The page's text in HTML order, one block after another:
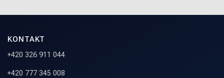
KONTAKT
+420 326 911 044
+420 777 345 008